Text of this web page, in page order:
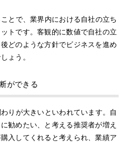
とで、業界内における自社の立ち
トです。客観的に数値で自社の立
どのような方針でビジネスを進め
ょう。
ができる
りが大きいといわれています。自
勧めたい、と考える推奨者が増え
入してくれると考えられ、業績ア